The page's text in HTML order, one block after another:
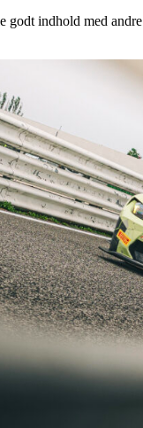
godt indhold med andre